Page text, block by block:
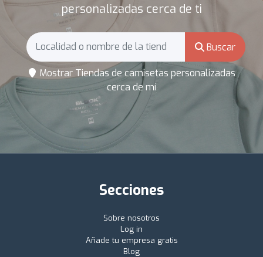
personalizadas cerca de ti
Buscar
Mostrar Tiendas de camisetas personalizadas
cerca de mí
Secciones
Sobre nosotros
Log in
Añade tu empresa gratis
Blog